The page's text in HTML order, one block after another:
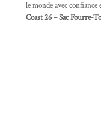
le monde avec confiance
Coast 26 – Sac Fourre-